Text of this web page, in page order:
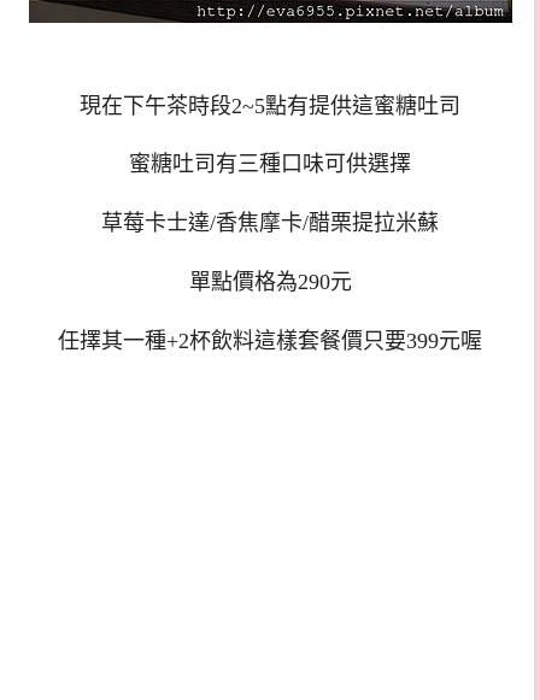
現在下午茶時段2~5點有提供這蜜糖吐司
蜜糖吐司有三種口味可供選擇
草莓卡士達/香焦摩卡/醋栗提拉米蘇
單點價格為290元
任擇其一種+2杯飲料這樣套餐價只要399元喔